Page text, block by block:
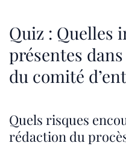
Quiz : Quelles
présentes
du comité
Quels risques
rédaction du